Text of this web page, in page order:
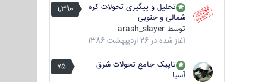
1,390
تحلیل و پیگیری تحولات کره
شمالی و جنوبی
توسط arash_slayer
آغاز شده در 26 اردیبهشت 1386
75
تاپیک جامع تحولات شرق
آسیا